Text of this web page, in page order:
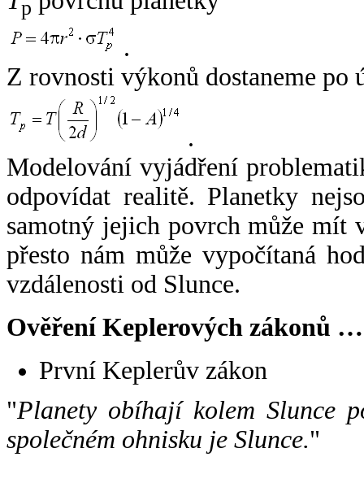
p
.
Z rovnosti výkonů dostaneme po
.
Modelování vyjádření
odpovídat realitě. Planetky
samotný jejich povrch může mít
přesto nám může vypočítaná
vzdálenosti od Slunce.
Ověření Keplerových zákonů …
První Keplerův zákon
"Planety obíhají kolem Slunce
společném ohnisku je Slunce."